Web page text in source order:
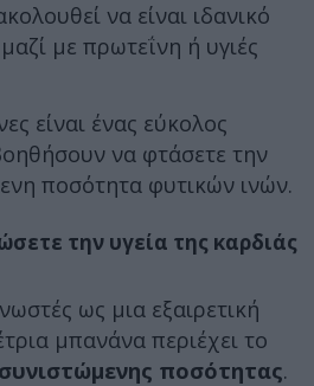
να είναι ιδανικό
με πρωτεΐνη ή υγιές
είναι ένας εύκολος
να φτάσετε την
ποσότητα φυτικών ινών.
την υγεία της καρδιάς
ως μια εξαιρετική
μπανάνα περιέχει το
ποσότητας.